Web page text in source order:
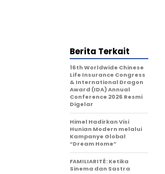
Berita Terkait
16th Worldwide Chinese
Life Insurance Congress
& International Dragon
Award (IDA) Annual
Conference 2026 Resmi
Digelar
Himel Hadirkan Visi
Hunian Modern melalui
Kampanye Global
“Dream Home”
FAMILIARITÉ: Ketika
Sinema dan Sastra